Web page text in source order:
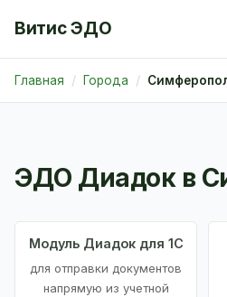
Витис ЭДО
Главная Города
ЭДО Диадок в
Модуль Диадок для 1С
для отправки документов
напрямую из учетной